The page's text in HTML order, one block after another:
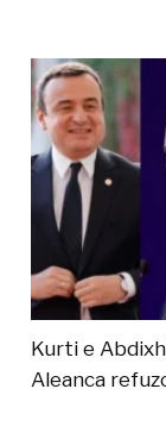
Kurti e
Aleanca